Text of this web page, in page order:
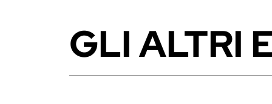
GLI ALTRI